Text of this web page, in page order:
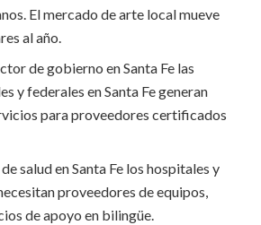
El mercado de arte local mueve
al año.
de gobierno en Santa Fe las
y federales en Santa Fe generan
para proveedores certificados
salud en Santa Fe los hospitales y
proveedores de equipos,
de apoyo en bilingüe.